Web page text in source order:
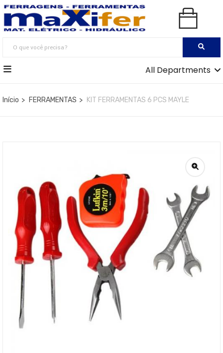
All Departments
Início FERRAMENTAS KIT FERRAMENTAS 6 PCS MAYLE